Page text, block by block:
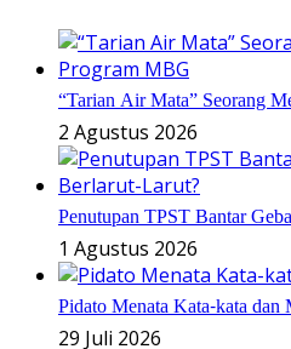
“Tarian Air Mata” Seorang
2 Agustus 2026
Penutupan TPST Bantar
1 Agustus 2026
Pidato Menata Kata-kata dan
29 Juli 2026